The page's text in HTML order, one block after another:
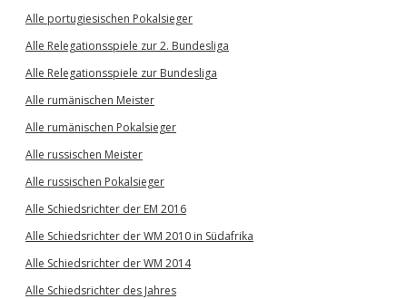
Alle portugiesischen Pokalsieger
Alle Relegationsspiele zur 2. Bundesliga
Alle Relegationsspiele zur Bundesliga
Alle rumänischen Meister
Alle rumänischen Pokalsieger
Alle russischen Meister
Alle russischen Pokalsieger
Alle Schiedsrichter der EM 2016
Alle Schiedsrichter der WM 2010 in Südafrika
Alle Schiedsrichter der WM 2014
Alle Schiedsrichter des Jahres